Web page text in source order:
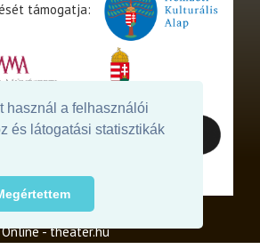
használ a felhasználói
és látogatási statisztikák
támogatja:
Online -theater.hu